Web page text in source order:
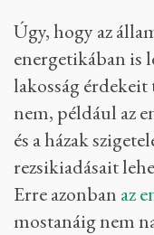
Úgy, hogy az
energetikában is
lakosság
nem, például az
és a házak
rezsikiadásait
Erre azonban az
mostanáig nem